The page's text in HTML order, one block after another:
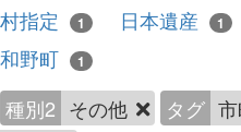
指定 1 日本遺産 1
野町 1
種別2 その他 タグ